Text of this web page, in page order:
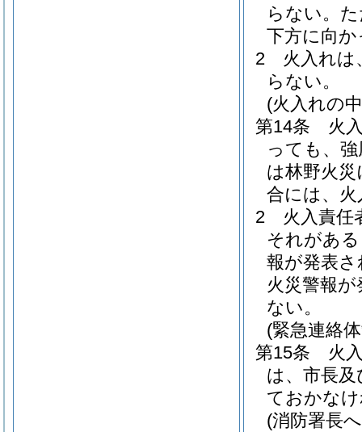
らない。
下方に向
2
火入れ
らない。
(火入れの
第14条
火
っても、
は林野火
合には、
2
火入責任
それがあ
報が発表
火災警報
ない。
(緊急連絡
第15条
火
は、市長
ておかな
(消防署長